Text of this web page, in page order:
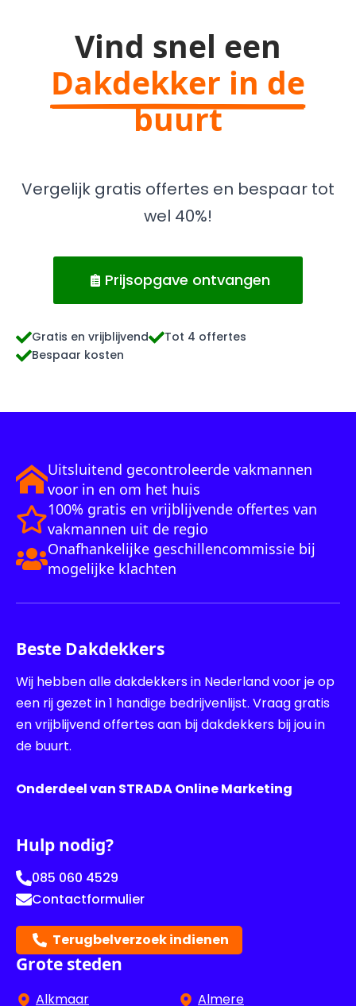
Vind snel een
Dakdekker in de
buurt
Vergelijk gratis offertes en bespaar tot
wel 40%!
Prijsopgave ontvangen
Gratis en vrijblijvend
Tot 4 offertes
Bespaar kosten
Uitsluitend gecontroleerde vakmannen
voor in en om het huis
100% gratis en vrijblijvende offertes van
vakmannen uit de regio
Onafhankelijke geschillencommissie bij
mogelijke klachten
Beste Dakdekkers
Wij hebben alle dakdekkers in Nederland voor je op
een rij gezet in 1 handige bedrijvenlijst. Vraag gratis
en vrijblijvend offertes aan bij dakdekkers bij jou in
de buurt.
Onderdeel van STRADA Online Marketing
Hulp nodig?
085 060 4529
Contactformulier
Terugbelverzoek indienen
Grote steden
Alkmaar
Almere